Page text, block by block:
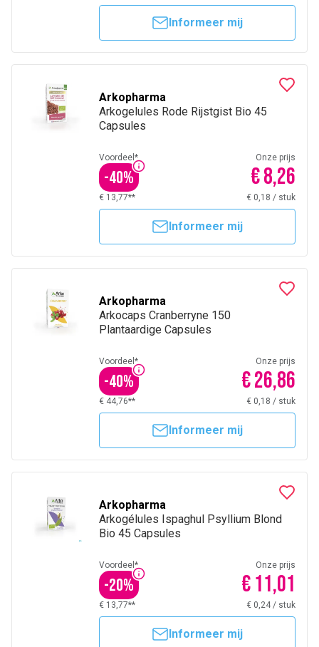
Informeer mij
Arkopharma
Arkogelules Rode Rijstgist Bio 45
Capsules
Voordeel*
-40%
Onze prijs
€ 8,26
€ 13,77** € 0,18 / stuk
Informeer mij
Arkopharma
Arkocaps Cranberryne 150
Plantaardige Capsules
Voordeel*
-40%
Onze prijs
€ 26,86
€ 44,76** € 0,18 / stuk
Informeer mij
Arkopharma
Arkogélules Ispaghul Psyllium Blond
Bio 45 Capsules
Voordeel*
-20%
Onze prijs
€ 11,01
€ 13,77** € 0,24 / stuk
Informeer mij